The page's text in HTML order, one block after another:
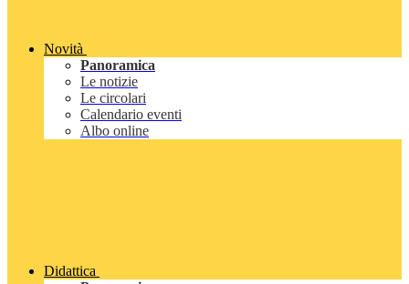
Novità
Panoramica
Le notizie
Le circolari
Calendario eventi
Albo online
Didattica